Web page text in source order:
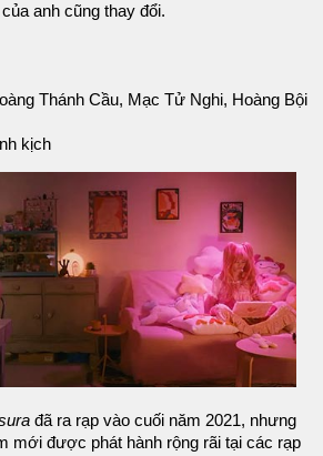
anh cũng thay đổi.
Thánh Cầu, Mạc Tử Nghi, Hoàng Bội
kịch
đã ra rạp vào cuối năm 2021, nhưng
mới được phát hành rộng rãi tại các rạp